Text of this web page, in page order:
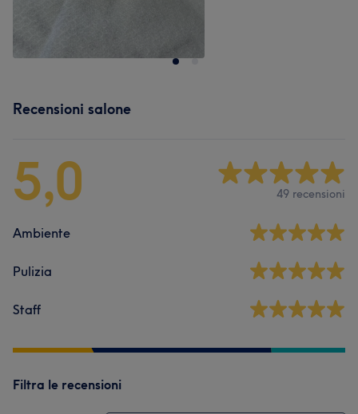
Recensioni salone
5,0 49 recensioni
Ambiente
Pulizia
Staff
Filtra le recensioni